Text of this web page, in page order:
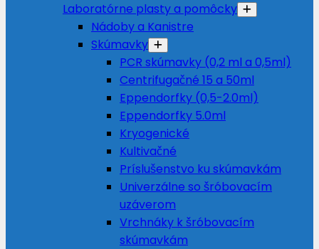
Laboratórne plasty a pomôcky
Nádoby a Kanistre
Skúmavky
PCR skúmavky (0,2 ml a 0,5ml)
Centrifugačné 15 a 50ml
Eppendorfky (0,5-2.0ml)
Eppendorfky 5.0ml
Kryogenické
Kultivačné
Príslušenstvo ku skúmavkám
Univerzálne so šróbovacím
uzáverom
Vrchnáky k šróbovacím
skúmavkám